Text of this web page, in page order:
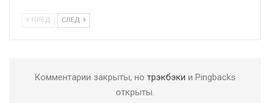
ПРЕД СЛЕД
Комментарии закрыты, но трэкбэки и Pingbacks
открыты.